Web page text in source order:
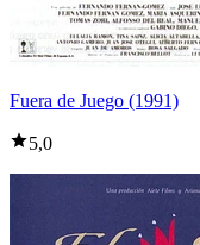
Fuera de Juego (1991)
5,0